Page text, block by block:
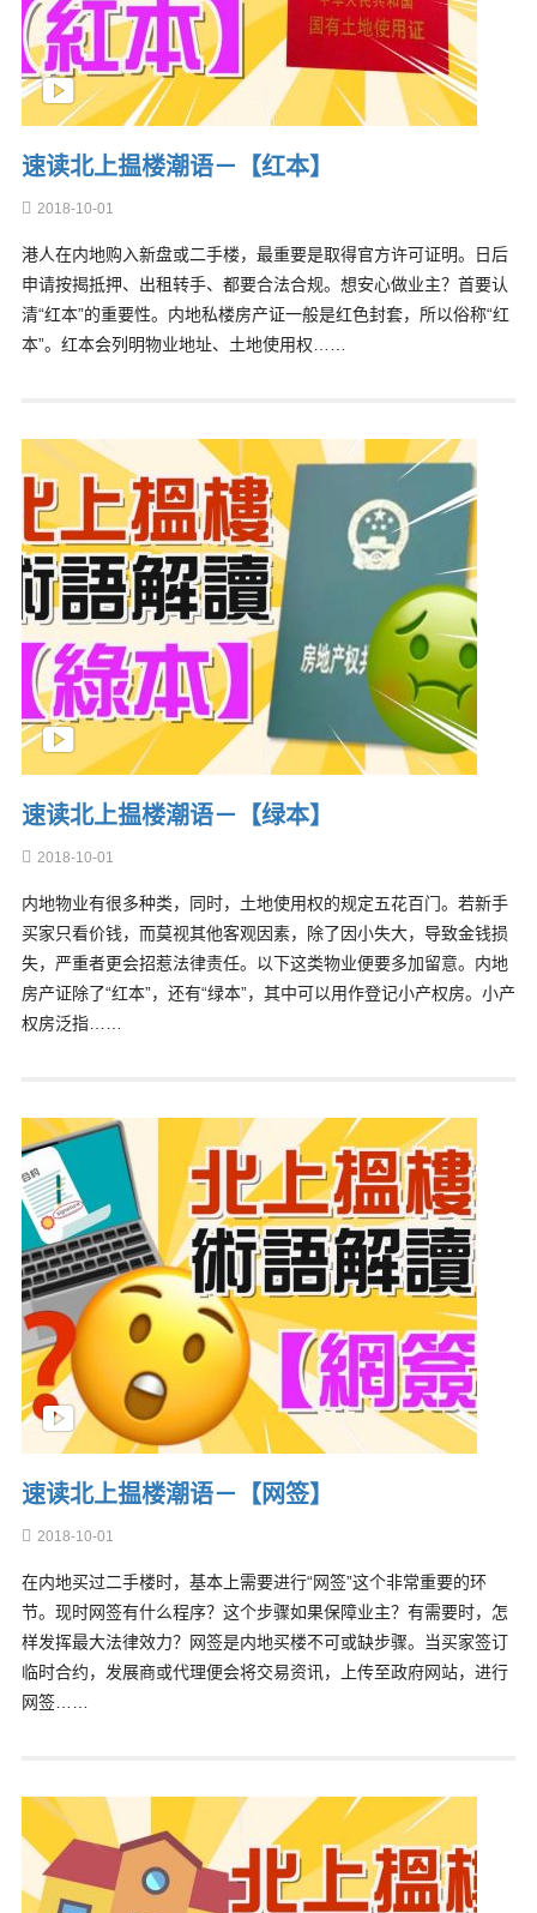
速读北上揾楼潮语－【红本】
2018-10-01
港人在内地购入新盘或二手楼，最重要是取得官方许可证明。日后
申请按揭抵押、出租转手、都要合法合规。想安心做业主？首要认
清“红本”的重要性。内地私楼房产证一般是红色封套，所以俗称“红
本”。红本会列明物业地址、土地使用权……
速读北上揾楼潮语－【绿本】
2018-10-01
内地物业有很多种类，同时，土地使用权的规定五花百门。若新手
买家只看价钱，而莫视其他客观因素，除了因小失大，导致金钱损
失，严重者更会招惹法律责任。以下这类物业便要多加留意。内地
房产证除了“红本”，还有“绿本”，其中可以用作登记小产权房。小产
权房泛指……
速读北上揾楼潮语－【网签】
2018-10-01
在内地买过二手楼时，基本上需要进行“网签”这个非常重要的环
节。现时网签有什么程序？这个步骤如果保障业主？有需要时，怎
样发挥最大法律效力？网签是内地买楼不可或缺步骤。当买家签订
临时合约，发展商或代理便会将交易资讯，上传至政府网站，进行
网签……